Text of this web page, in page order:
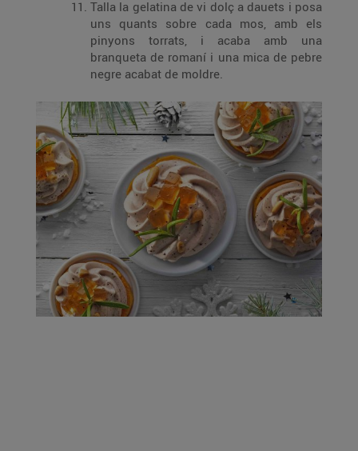
Talla la gelatina de vi dolç a dauets i posa
uns quants sobre cada mos, amb els
pinyons torrats, i acaba amb una
branqueta de romaní i una mica de pebre
negre acabat de moldre.